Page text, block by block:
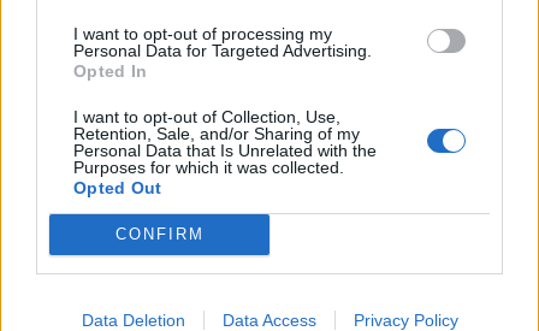
I want to opt-out of processing my
Personal Data for Targeted Advertising.
Opted In
I want to opt-out of Collection, Use,
Retention, Sale, and/or Sharing of my
Personal Data that Is Unrelated with the
Purposes for which it was collected.
Opted Out
CONFIRM
Data Deletion Data Access Privacy Policy
συγκεκριμένο τραπέζι αλλά μόνο τη ζώνη που έχετε
επιλέξει.
Ακολουθήστε το OLAFAQ
στο Google News